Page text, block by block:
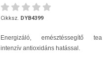
Cikksz. DYB4399
Energizáló, emésztéssegítő tea
intenzív antioxidáns hatással.